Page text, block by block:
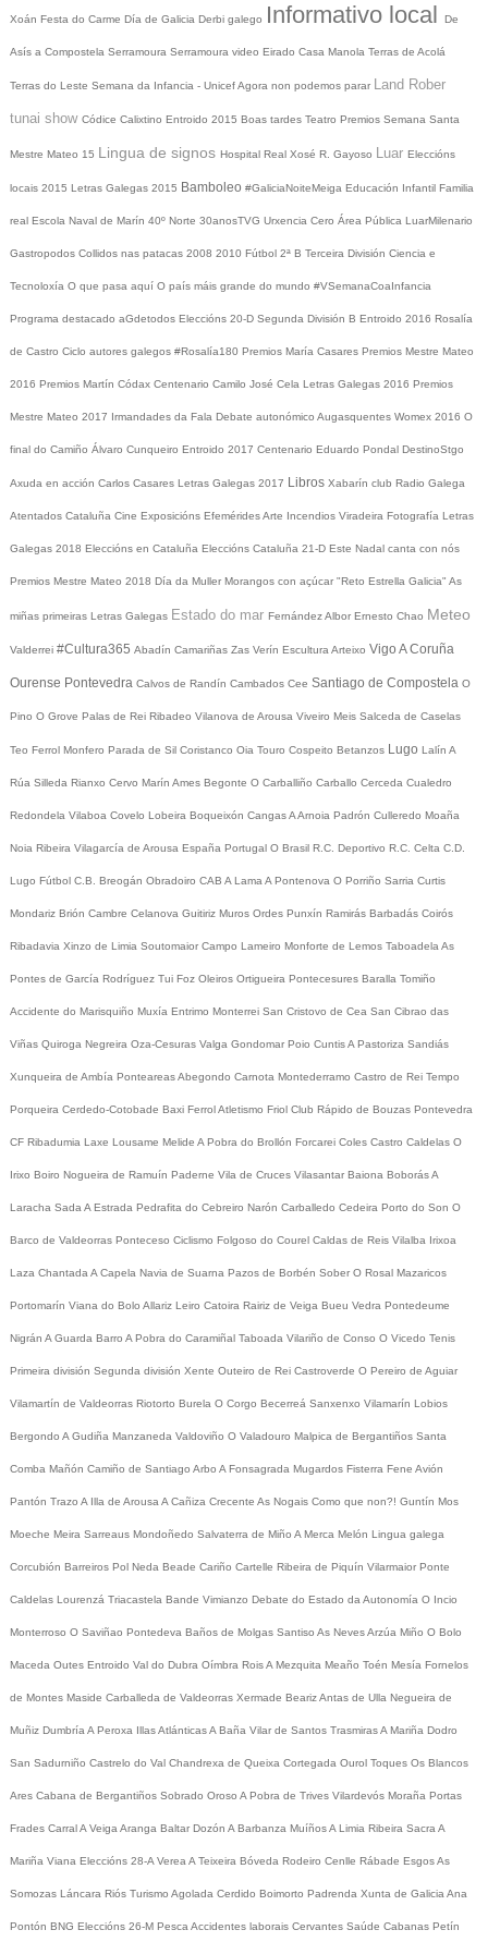
Xoán Festa do Carme Día de Galicia Derbi galego Informativo local De
Asís a Compostela Serramoura Serramoura video Eirado Casa Manola Terras de Acolá
Terras do Leste Semana da Infancia - UnicefAgora non podemos parar Land Rober
tunai show Códice Calixtino Entroido 2015 Boas tardes Teatro Premios Semana Santa
Mestre Mateo 15 Lingua de signos Hospital Real Xosé R. Gayoso Luar Eleccións
locais 2015 Letras Galegas 2015 Bamboleo #GaliciaNoiteMeiga Educación Infantil Familia
real Escola Naval de Marín 40º Norte 30anosTVG Urxencia Cero Área Pública LuarMilenario
Gastropodos Collidos nas patacas 2008 2010 Fútbol 2ª B Terceira División Ciencia e
Tecnoloxía O que pasa aquí O país máis grande do mundo #VSemanaCoaInfancia
Programa destacado aGdetodos Eleccións 20-D Segunda División B Entroido 2016 Rosalía
de Castro Ciclo autores galegos #Rosalía180 Premios María Casares Premios Mestre Mateo
2016 Premios Martín Códax Centenario Camilo José Cela Letras Galegas 2016 Premios
Mestre Mateo 2017 Irmandades da Fala Debate autonómico Augasquentes Womex 2016 O
final do Camiño Álvaro Cunqueiro Entroido 2017 Centenario Eduardo Pondal DestinoStgo
Axuda en acción Carlos Casares Letras Galegas 2017 Libros Xabarín club Radio Galega
Atentados Cataluña Cine Exposicións EfeméridesArte Incendios Viradeira Fotografía Letras
Galegas 2018 Eleccións en Cataluña Eleccións Cataluña 21-D Este Nadal canta con nós
Premios Mestre Mateo 2018 Día da Muller Morangos con açúcar "Reto Estrella Galicia" As
miñas primeiras Letras Galegas Estado do mar Fernández Albor Ernesto Chao Meteo
Valderrei #Cultura365 Abadín Camariñas Zas Verín Escultura Arteixo Vigo A Coruña
Ourense Pontevedra Calvos de Randín Cambados Cee Santiago de Compostela O
Pino O Grove Palas de Rei Ribadeo Vilanova de Arousa Viveiro Meis Salceda de Caselas
Teo Ferrol Monfero Parada de Sil Coristanco Oia Touro Cospeito Betanzos Lugo Lalín A
Rúa Silleda Rianxo Cervo Marín Ames Begonte O Carballiño Carballo Cerceda Cualedro
Redondela Vilaboa Covelo Lobeira Boqueixón CangasA Arnoia Padrón Culleredo Moaña
Noia Ribeira Vilagarcía de Arousa España Portugal O Brasil R.C. Deportivo R.C. Celta C.D.
Lugo Fútbol C.B. Breogán Obradoiro CAB A Lama A Pontenova O Porriño Sarria Curtis
Mondariz Brión Cambre Celanova Guitiriz Muros Ordes Punxín Ramirás Barbadás Coirós
Ribadavia Xinzo de Limia Soutomaior Campo Lameiro Monforte de Lemos Taboadela As
Pontes de García Rodríguez Tui Foz Oleiros Ortigueira Pontecesures Baralla Tomiño
Accidente do Marisquiño Muxía Entrimo Monterrei San Cristovo de Cea San Cibrao das
Viñas Quiroga Negreira Oza-Cesuras Valga Gondomar Poio CuntisA Pastoriza Sandiás
Xunqueira de Ambía PonteareasAbegondo Carnota Montederramo Castro de Rei Tempo
Porqueira Cerdedo-Cotobade Baxi FerrolAtletismo Friol Club Rápido de Bouzas Pontevedra
CF Ribadumia Laxe Lousame Melide A Pobra do Brollón Forcarei Coles Castro Caldelas O
Irixo Boiro Nogueira de Ramuín Paderne Vila de Cruces Vilasantar Baiona BoborásA
Laracha Sada A Estrada Pedrafita do Cebreiro Narón Carballedo Cedeira Porto do Son O
Barco de Valdeorras Ponteceso Ciclismo Folgoso do Courel Caldas de Reis Vilalba Irixoa
Laza Chantada A Capela Navia de Suarna Pazos de Borbén Sober O Rosal Mazaricos
Portomarín Viana do Bolo Allariz Leiro Catoira Rairiz de Veiga Bueu Vedra Pontedeume
Nigrán A Guarda Barro A Pobra do Caramiñal Taboada Vilariño de Conso O Vicedo Tenis
Primeira división Segunda división Xente Outeiro de Rei Castroverde O Pereiro de Aguiar
Vilamartín de Valdeorras Riotorto Burela O Corgo Becerreá Sanxenxo Vilamarín Lobios
Bergondo A Gudiña Manzaneda Valdoviño O Valadouro Malpica de Bergantiños Santa
Comba Mañón Camiño de Santiago Arbo A Fonsagrada Mugardos Fisterra Fene Avión
Pantón Trazo A Illa de Arousa A Cañiza Crecente As Nogais Como que non?! Guntín Mos
Moeche Meira Sarreaus Mondoñedo Salvaterra de Miño A Merca Melón Lingua galega
Corcubión Barreiros Pol Neda Beade Cariño Cartelle Ribeira de Piquín Vilarmaior Ponte
Caldelas Lourenzá Triacastela Bande Vimianzo Debate do Estado da Autonomía O Incio
Monterroso O Saviñao Pontedeva Baños de Molgas Santiso As NevesArzúa Miño O Bolo
Maceda Outes Entroido Val do Dubra Oímbra RoisA Mezquita Meaño Toén Mesía Fornelos
de Montes Maside Carballeda de Valdeorras Xermade BearizAntas de Ulla Negueira de
Muñiz Dumbría A Peroxa Illas AtlánticasA Baña Vilar de Santos TrasmirasA Mariña Dodro
San Sadurniño Castrelo do Val Chandrexa de Queixa Cortegada Ourol Toques Os Blancos
Ares Cabana de Bergantiños Sobrado Oroso A Pobra de Trives Vilardevós Moraña Portas
Frades CarralA Veiga Aranga Baltar Dozón A Barbanza MuíñosA Limia Ribeira Sacra A
Mariña Viana Eleccións 28-A Verea A Teixeira Bóveda Rodeiro Cenlle Rábade EsgosAs
Somozas Láncara Riós Turismo Agolada Cerdido Boimorto Padrenda Xunta de Galicia Ana
Pontón BNG Eleccións 26-M Pesca Accidentes laborais Cervantes Saúde Cabanas Petín